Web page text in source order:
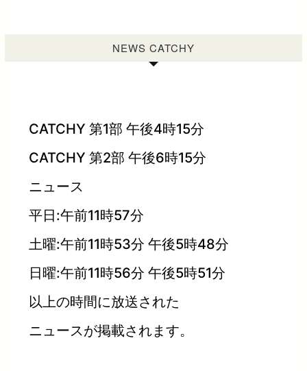
NEWS CATCHY
CATCHY 第1部 午後4時15分
CATCHY 第2部 午後6時15分
ニュース
平日:午前11時57分
土曜:午前11時53分 午後5時48分
日曜:午前11時56分 午後5時51分
以上の時間に放送された
ニュースが掲載されます。